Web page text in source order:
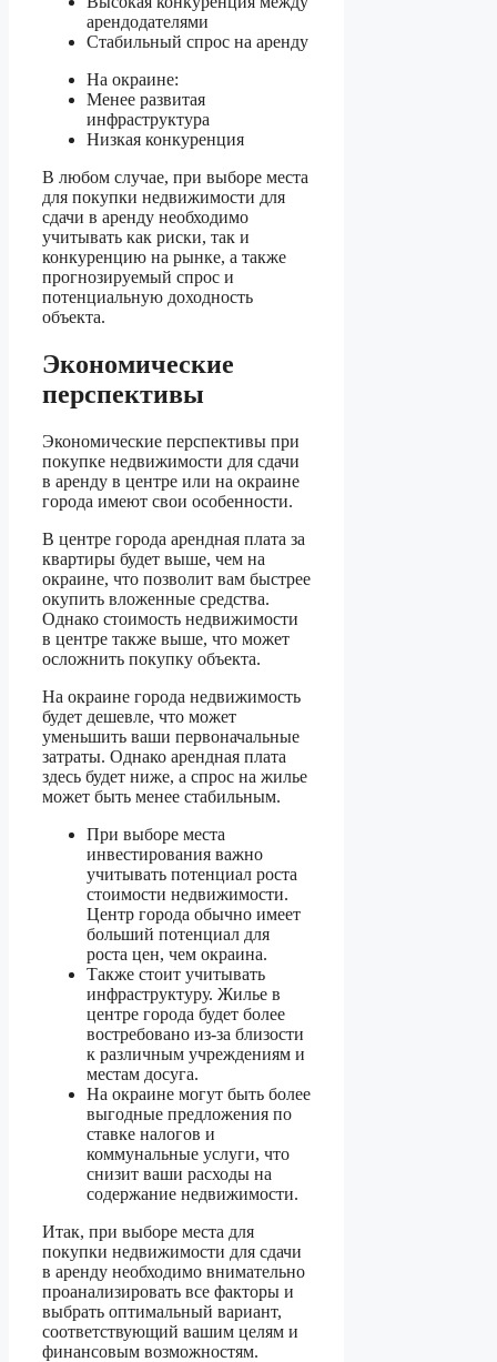
арендодателями
Стабильный спрос на аренду
На окраине:
Менее развитая
инфраструктура
Низкая конкуренция
В любом случае, при выборе места
для покупки недвижимости для
сдачи в аренду необходимо
учитывать как риски, так и
конкуренцию на рынке, а также
прогнозируемый спрос и
потенциальную доходность
объекта.
Экономические
перспективы
Экономические перспективы при
покупке недвижимости для сдачи
в аренду в центре или на окраине
города имеют свои особенности.
В центре города арендная плата за
квартиры будет выше, чем на
окраине, что позволит вам быстрее
окупить вложенные средства.
Однако стоимость недвижимости
в центре также выше, что может
осложнить покупку объекта.
На окраине города недвижимость
будет дешевле, что может
уменьшить ваши первоначальные
затраты. Однако арендная плата
здесь будет ниже, а спрос на жилье
может быть менее стабильным.
При выборе места
инвестирования важно
учитывать потенциал роста
стоимости недвижимости.
Центр города обычно имеет
больший потенциал для
роста цен, чем окраина.
Также стоит учитывать
инфраструктуру. Жилье в
центре города будет более
востребовано из-за близости
к различным учреждениям и
местам досуга.
На окраине могут быть более
выгодные предложения по
ставке налогов и
коммунальные услуги, что
снизит ваши расходы на
содержание недвижимости.
Итак, при выборе места для
покупки недвижимости для сдачи
в аренду необходимо внимательно
проанализировать все факторы и
выбрать оптимальный вариант,
соответствующий вашим целям и
финансовым возможностям.